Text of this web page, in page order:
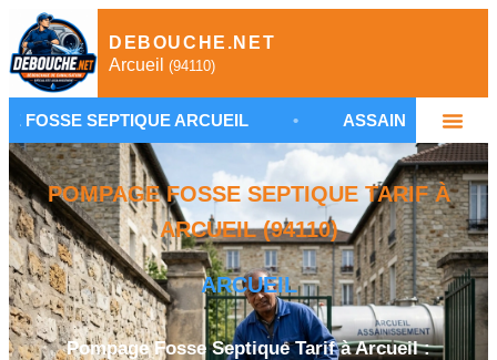
DEBOUCHE.NET
Arcueil (94110)
ARCUEIL • ASSAINISSEMENT NON
POMPAGE FOSSE SEPTIQUE TARIF À
ARCUEIL (94110)
ARCUEIL
Pompage Fosse Septique Tarif à Arcueil :